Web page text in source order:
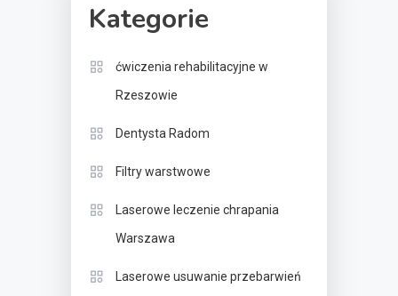
Kategorie
ćwiczenia rehabilitacyjne w
Rzeszowie
Dentysta Radom
Filtry warstwowe
Laserowe leczenie chrapania
Warszawa
Laserowe usuwanie przebarwień